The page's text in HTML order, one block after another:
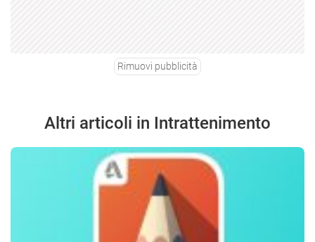
Rimuovi pubblicità
Altri articoli in Intrattenimento